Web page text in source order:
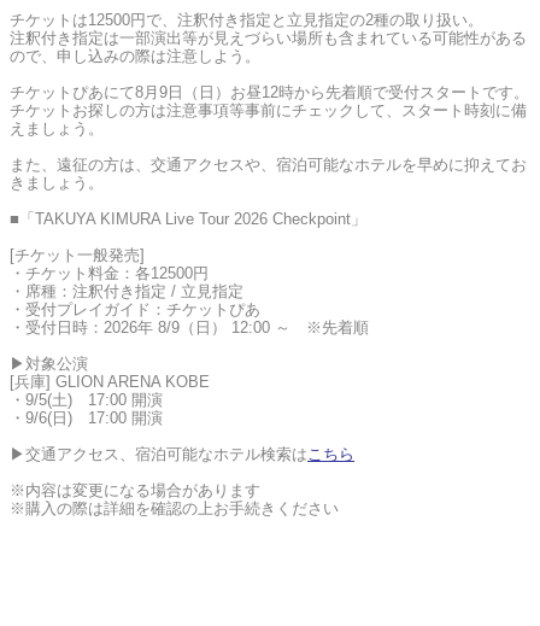
チケットは12500円で、注釈付き指定と立見指定の2種の取り扱い。
注釈付き指定は一部演出等が見えづらい場所も含まれている可能性がある
ので、申し込みの際は注意しよう。
チケットぴあにて8月9日（日）お昼12時から先着順で受付スタートです。
チケットお探しの方は注意事項等事前にチェックして、スタート時刻に備
えましょう。
また、遠征の方は、交通アクセスや、宿泊可能なホテルを早めに抑えてお
きましょう。
■「TAKUYA KIMURA Live Tour 2026 Checkpoint」
[チケット一般発売]
・チケット料金：各12500円
・席種：注釈付き指定 / 立見指定
・受付プレイガイド：チケットぴあ
・受付日時：2026年 8/9（日） 12:00 ～ ※先着順
▶対象公演
[兵庫] GLION ARENA KOBE
・9/5(土) 17:00 開演
・9/6(日) 17:00 開演
▶交通アクセス、宿泊可能なホテル検索はこちら
※内容は変更になる場合があります
※購入の際は詳細を確認の上お手続きください